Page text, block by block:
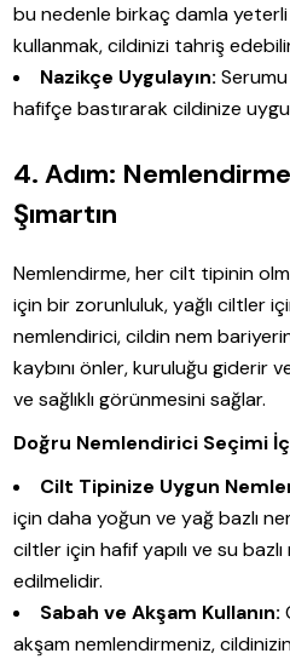
bu nedenle birkaç damla yeterli
kullanmak, cildinizi tahriş
Nazikçe Uygulayın: Serumu
hafifçe bastırarak cildinize
4. Adım:
Şımartın
Nemlendirme, her cilt tipinin
için bir zorunluluk, yağlı ciltler
nemlendirici, cildin nem
kaybını önler, kuruluğu giderir
ve sağlıklı görünmesini sağlar.
Doğru Nemlendirici Seçimi
Cilt Tipinize Uygun
için daha yoğun ve yağ bazlı
ciltler için hafif yapılı ve su
edilmelidir.
Sabah ve Akşam Kullanın:
akşam nemlendirmeniz,